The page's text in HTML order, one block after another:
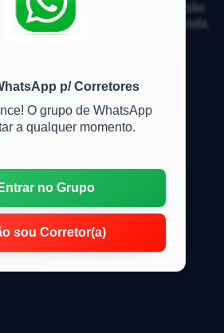
p/ Corretores
O grupo de WhatsApp
a qualquer momento.
Entrar no Grupo
sou Corretor(a)
e participe da discussão
financiamento, compra, venda
de imóveis